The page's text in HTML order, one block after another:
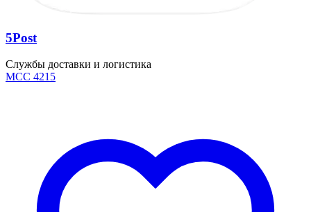
5Post
Службы доставки и логистика
MCC 4215